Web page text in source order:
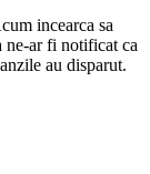
incearca sa
ne-ar fi notificat ca
au disparut.